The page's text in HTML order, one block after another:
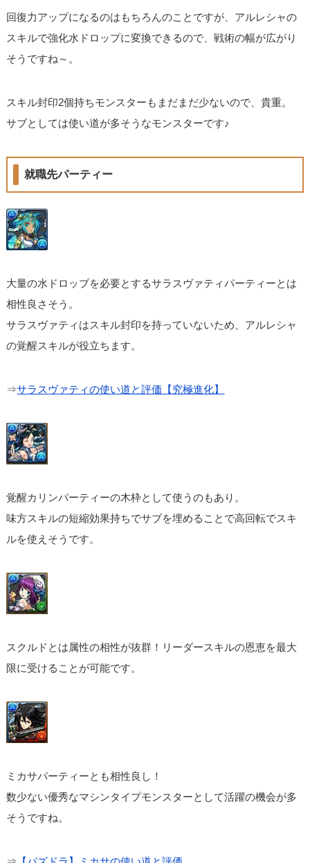
回復力アップになるのはもちろんのことですが、アルレシャの
スキルで強化水ドロップに変換できるので、戦術の幅が広がり
そうですね～。
スキル封印2個持ちモンスターもまだまだ少ないので、貴重。
サブとしては使い道が多そうなモンスターです♪
就職先パーティー
大量の水ドロップを必要とするサラスヴァティパーティーとは
相性良さそう。
サラスヴァティはスキル封印を持っていないため、アルレシャ
の覚醒スキルが役立ちます。
⇒サラスヴァティの使い道と評価【究極進化】
覚醒カリンパーティーの木枠として使うのもあり。
味方スキルの短縮効果持ちでサブを埋めることで高回転でスキ
ルを使えそうです。
スクルドとは属性の相性が抜群！リーダースキルの恩恵を最大
限に受けることが可能です。
ミカサパーティーとも相性良し！
数少ない優秀なマシンタイプモンスターとして活躍の機会が多
そうですね。